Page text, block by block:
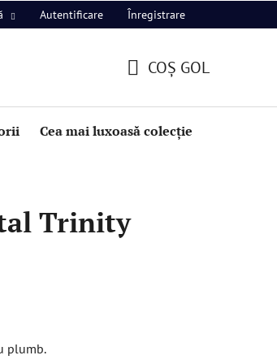
Autentificare Înregistrare
DE
COŞ GOL
Cea mai luxoasă colecție
Trinity
plumb.